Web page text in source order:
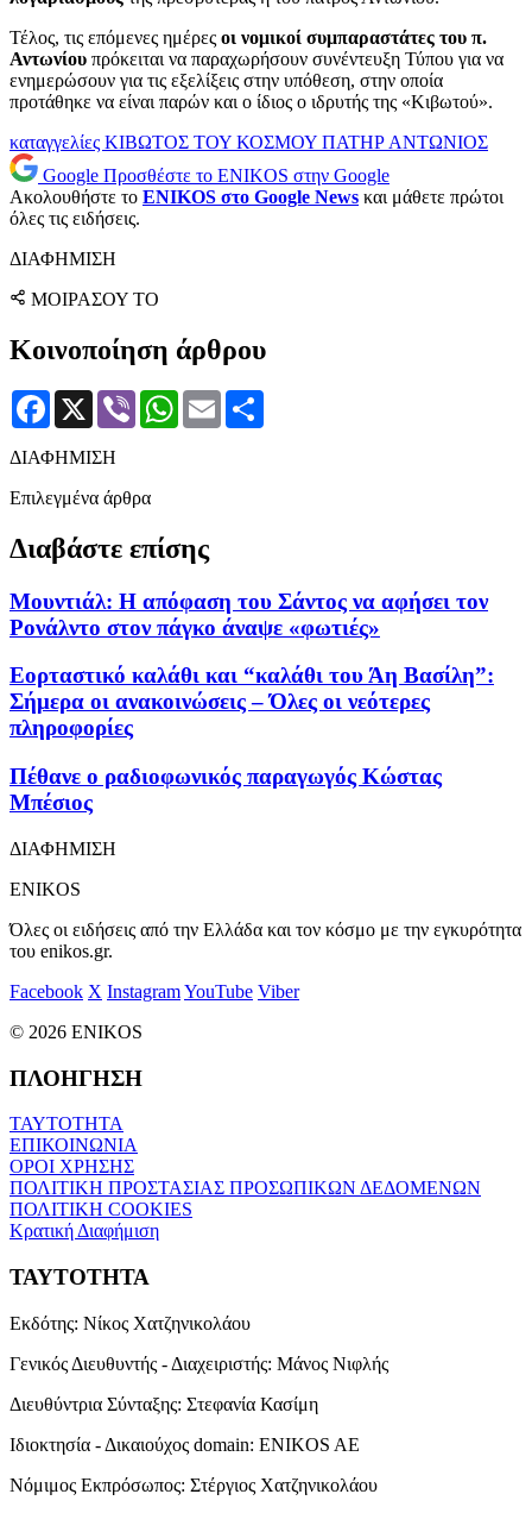
Τέλος, τις επόμενες ημέρες οι νομικοί συμπαραστάτες του π.
Αντωνίου πρόκειται να παραχωρήσουν συνέντευξη Τύπου για να
ενημερώσουν για τις εξελίξεις στην υπόθεση, στην οποία
προτάθηκε να είναι παρών και ο ίδιος ο ιδρυτής της «Κιβωτού».
καταγγελίες ΚΙΒΩΤΟΣ ΤΟΥ ΚΟΣΜΟΥ ΠΑΤΗΡ ΑΝΤΩΝΙΟΣ
Google Προσθέστε το ENIKOS στην Google
Ακολουθήστε το ENIKOS στο Google News και μάθετε πρώτοι
όλες τις ειδήσεις.
ΔΙΑΦΗΜΙΣΗ
ΜΟΙΡΑΣΟΥ ΤΟ
Κοινοποίηση άρθρου
Facebook
X Viber WhatsApp
Email
ΔΙΑΦΗΜΙΣΗ
Επιλεγμένα άρθρα
Διαβάστε επίσης
Μουντιάλ: Η απόφαση του Σάντος να αφήσει τον
Ρονάλντο στον πάγκο άναψε «φωτιές»
Εορταστικό καλάθι και “καλάθι του Άη Βασίλη”:
Σήμερα οι ανακοινώσεις – Όλες οι νεότερες
πληροφορίες
Πέθανε ο ραδιοφωνικός παραγωγός Κώστας
Μπέσιος
ΔΙΑΦΗΜΙΣΗ
ENIKOS
Όλες οι ειδήσεις από την Ελλάδα και τον κόσμο με την εγκυρότητα
του enikos.gr.
Facebook X InstagramYouTube Viber
© 2026 ENIKOS
ΠΛΟΗΓΗΣΗ
ΤΑΥΤΟΤΗΤΑ
ΕΠΙΚΟΙΝΩΝΙΑ
ΟΡΟΙ ΧΡΗΣΗΣ
ΠΟΛΙΤΙΚΗ ΠΡΟΣΤΑΣΙΑΣ ΠΡΟΣΩΠΙΚΩΝ ΔΕΔΟΜΕΝΩΝ
ΠΟΛΙΤΙΚΗ COOKIES
Κρατική Διαφήμιση
ΤΑΥΤΟΤΗΤΑ
Εκδότης: Νίκος Χατζηνικολάου
Γενικός Διευθυντής - Διαχειριστής: Μάνος Νιφλής
Διευθύντρια Σύνταξης: Στεφανία Κασίμη
Ιδιοκτησία - Δικαιούχος domain: ENIKOS AE
Νόμιμος Εκπρόσωπος: Στέργιος Χατζηνικολάου